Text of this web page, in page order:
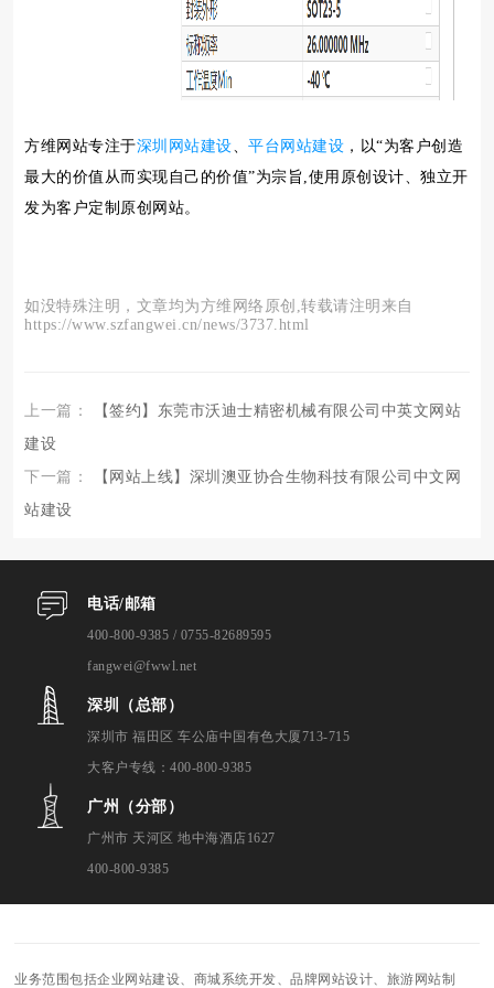
方维网站专注于深圳网站建设、 平台网站建设 ，以“为客户创造
最大的价值从而实现自己的价值”为宗旨,使用原创设计、独立开
发为客户定制原创网站。
如没特殊注明，文章均为方维网络原创,转载请注明来自
https://www.szfangwei.cn/news/3737.html
上一篇：
【签约】东莞市沃迪士精密机械有限公司中英文网站
建设
下一篇：
【网站上线】深圳澳亚协合生物科技有限公司中文网
站建设
电话/邮箱
400-800-9385 / 0755-82689595
fangwei@fwwl.net
深圳（总部）
深圳市 福田区 车公庙中国有色大厦713-715
大客户专线：400-800-9385
广州（分部）
广州市 天河区 地中海酒店1627
400-800-9385
业务范围包括企业网站建设、商城系统开发、品牌网站设计、旅游网站制